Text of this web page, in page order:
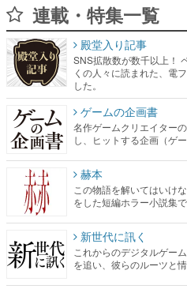
連載・特集一覧
殿堂入り記事
SNS拡散数が数千以上！
くの人々に読まれた、電
した。
ゲームの企画書
名作ゲームクリエイター
し、ヒットする企画（ゲ
赫本
この物語を解いてはいけ
をした短編ホラー小説集で
新世代に訊く
これからのデジタルゲー
を追い、彼らのルーツと